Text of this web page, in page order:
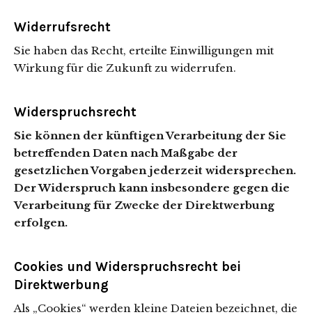
Widerrufsrecht
Sie haben das Recht, erteilte Einwilligungen mit
Wirkung für die Zukunft zu widerrufen.
Widerspruchsrecht
Sie können der künftigen Verarbeitung der Sie
betreffenden Daten nach Maßgabe der
gesetzlichen Vorgaben jederzeit widersprechen.
Der Widerspruch kann insbesondere gegen die
Verarbeitung für Zwecke der Direktwerbung
erfolgen.
Cookies und Widerspruchsrecht bei
Direktwerbung
Als „Cookies“ werden kleine Dateien bezeichnet, die